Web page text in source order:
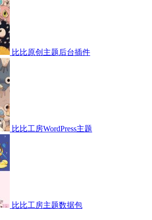
比比原创主题后台插件
比比工房WordPress主题
比比工房主题数据包